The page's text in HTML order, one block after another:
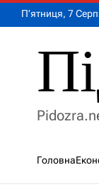
П’ятниця, 7
Головна